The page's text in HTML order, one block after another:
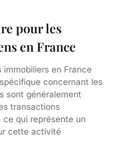
pour les
en France
immobiliers en France
concernant les
sont généralement
transactions
ce qui représente un
cette activité